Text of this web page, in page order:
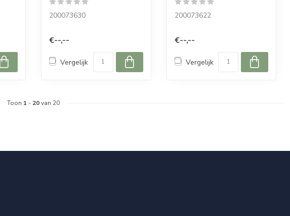
200073630
€--,--
Vergelijk
200073622
€--,--
Vergelijk
Toon 1 - 20van 20